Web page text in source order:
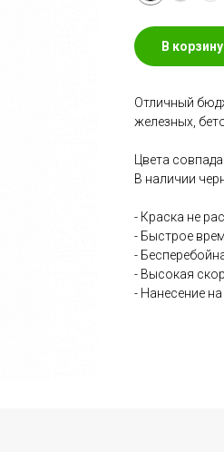
В корзину
Отличный
железных,
Цвета
В наличии
- Краска не
- Быстрое
-
- Высокая
- Нанесение